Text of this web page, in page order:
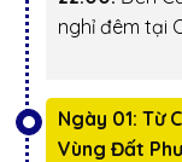
nghỉ đêm tại
Ngày 01: Từ
Vùng Đất